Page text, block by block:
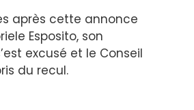
après cette annonce
Esposito, son
excusé et le Conseil
du recul.